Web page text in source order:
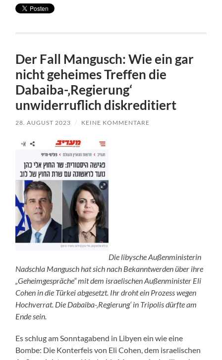
Der Fall Mangusch: Wie ein gar
nicht geheimes Treffen die
Dabaiba-‚Regierung‘
unwiderruflich diskreditiert
28. AUGUST 2023 / KEINE KOMMENTARE
Die libysche Außenministerin
Nadschla Mangusch hat sich nach Bekanntwerden über ihre
„Geheimgespräche“ mit dem israelischen Außenminister Eli
Cohen in die Türkei abgesetzt. Ihr droht ein Prozess wegen
Hochverrat. Die Dabaiba-‚Regierung‘ in Tripolis dürfte am
Ende sein.
Es schlug am Sonntagabend in Libyen ein wie eine
Bombe: Die Konterfeis von Eli Cohen, dem israelischen